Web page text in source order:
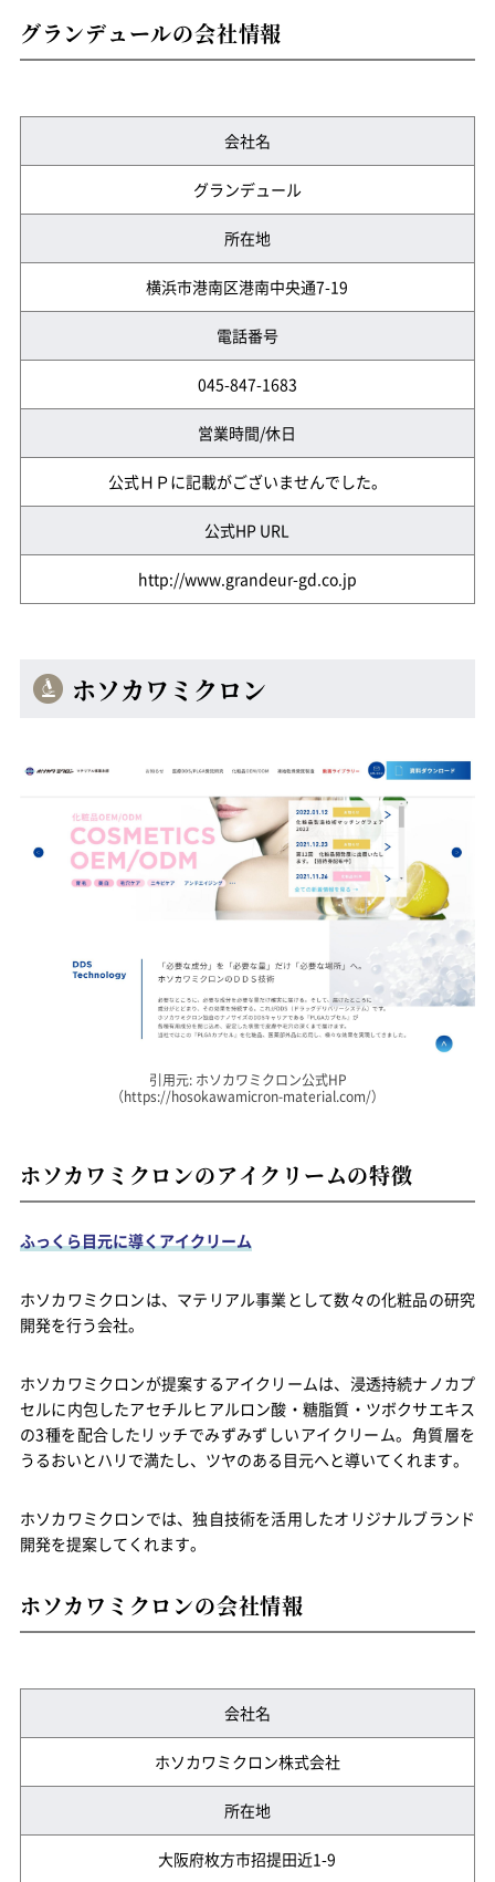
グランデュールの会社情報
会社名
グランデュール
所在地
横浜市港南区港南中央通7-19
電話番号
045-847-1683
営業時間/休日
公式ＨＰに記載がございませんでした。
公式HP URL
http://www.grandeur-gd.co.jp
ホソカワミクロン
引用元: ホソカワミクロン公式HP
（https://hosokawamicron-material.com/）
ホソカワミクロンのアイクリームの特徴
ふっくら目元に導くアイクリーム
ホソカワミクロンは、マテリアル事業として数々の化粧品の研究
開発を行う会社。
ホソカワミクロンが提案するアイクリームは、浸透持続ナノカプ
セルに内包したアセチルヒアルロン酸・糖脂質・ツボクサエキス
の3種を配合したリッチでみずみずしいアイクリーム。角質層を
うるおいとハリで満たし、ツヤのある目元へと導いてくれます。
ホソカワミクロンでは、独自技術を活用したオリジナルブランド
開発を提案してくれます。
ホソカワミクロンの会社情報
会社名
ホソカワミクロン株式会社
所在地
大阪府枚方市招提田近1-9